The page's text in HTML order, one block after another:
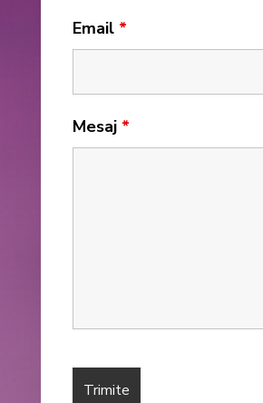
Email *
Mesaj *